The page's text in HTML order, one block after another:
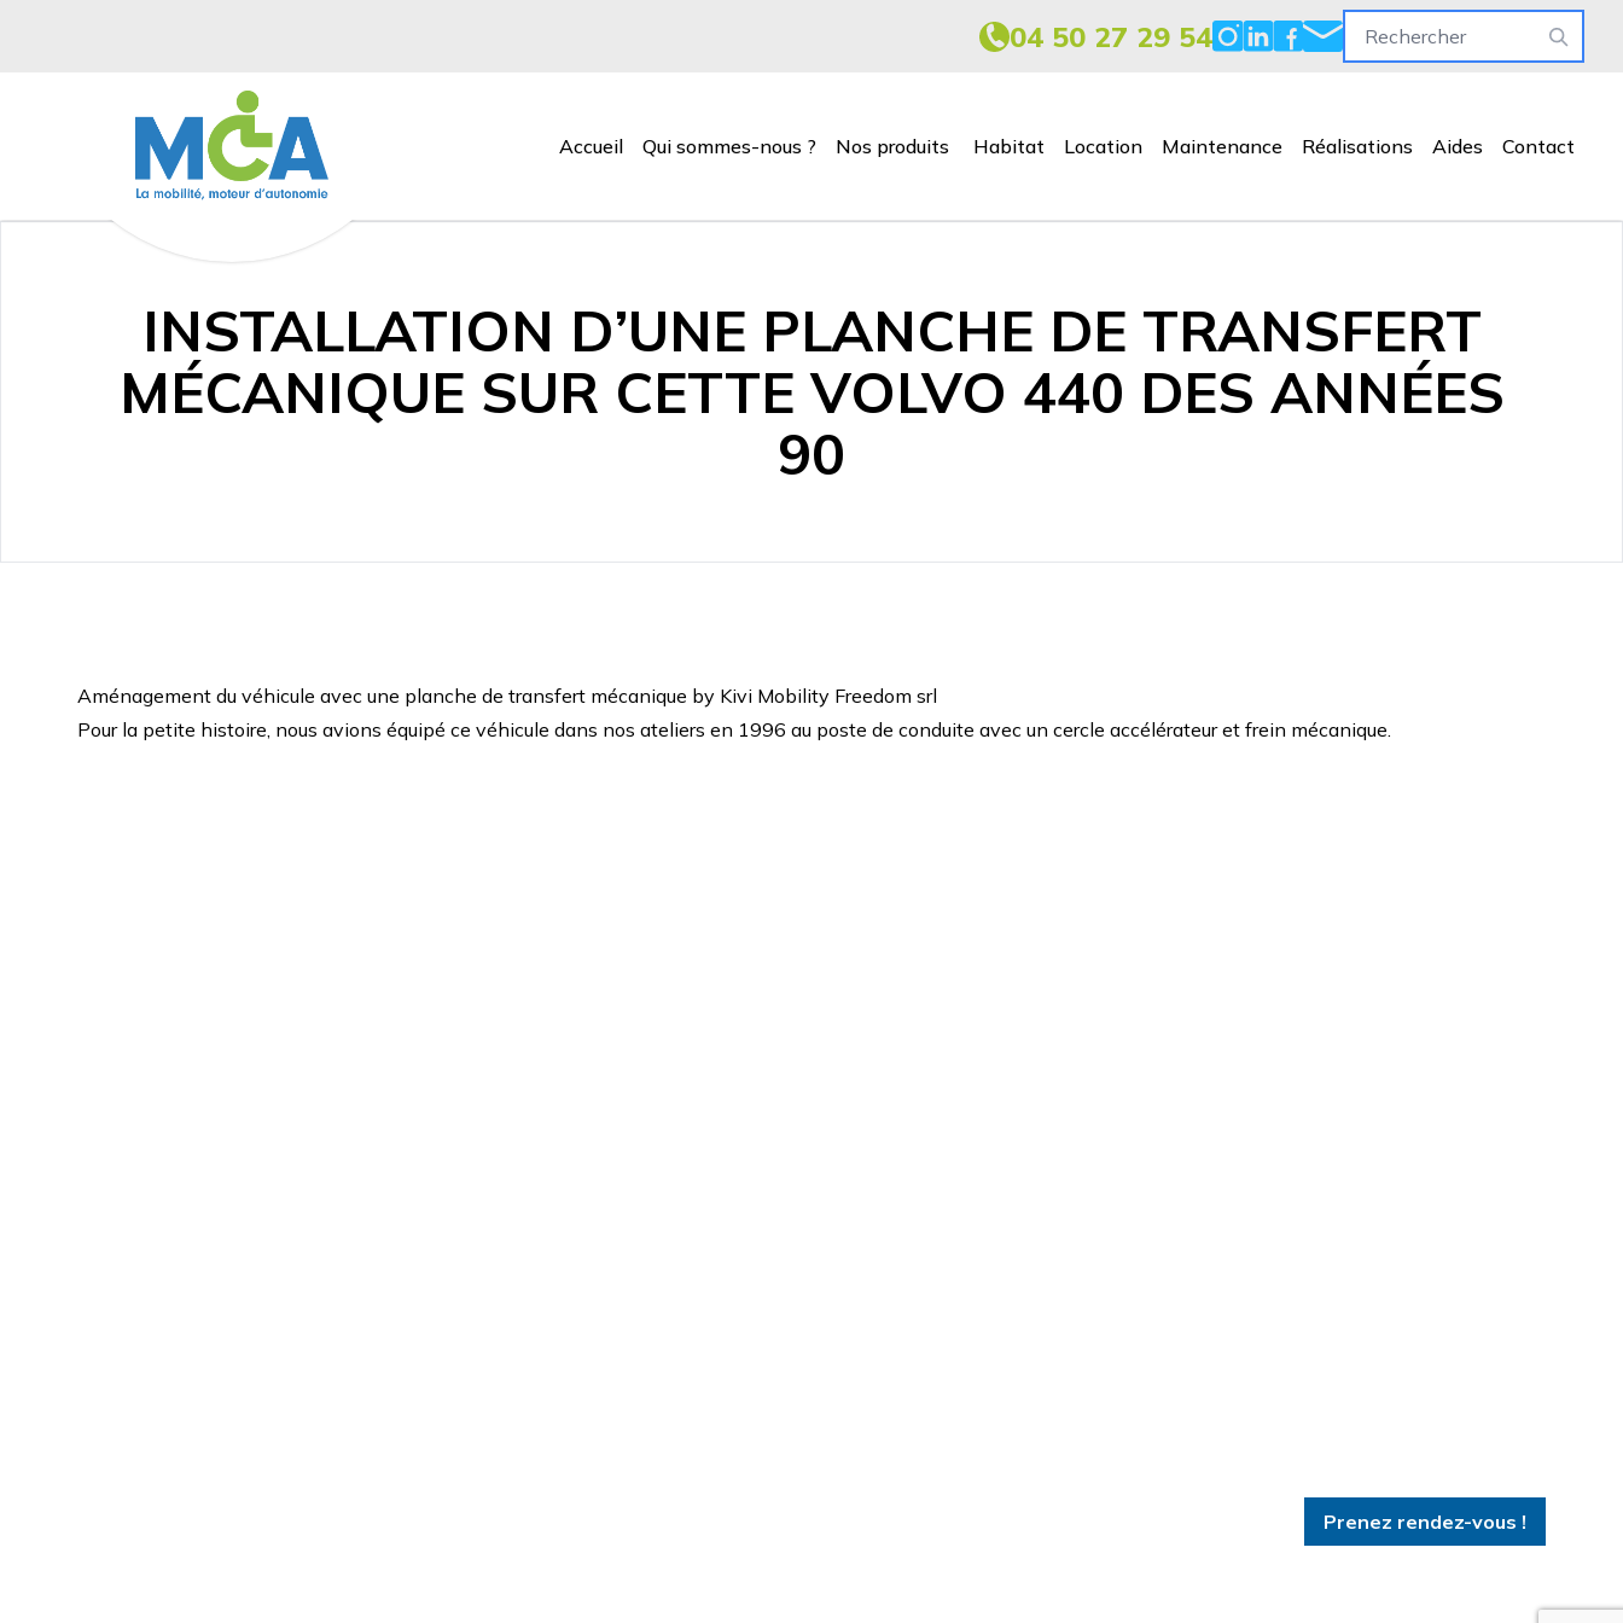
Prenez rendez-vous !
04 50 27 29 54
Accueil Qui sommes-nous ? Nos produits Habitat Location Maintenance Réalisations Aides Contact
INSTALLATION D’UNE PLANCHE DE TRANSFERT
MÉCANIQUE SUR CETTE VOLVO 440 DES ANNÉES
90
Aménagement du véhicule avec une planche de transfert mécanique by Kivi Mobility Freedom srl
Pour la petite histoire, nous avions équipé ce véhicule dans nos ateliers en 1996 au poste de conduite avec un cercle accélérateuret frein mécanique.